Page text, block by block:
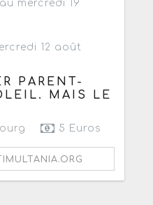
mercredi 19
12 août
PARENT-
MAIS LE
5 Euros